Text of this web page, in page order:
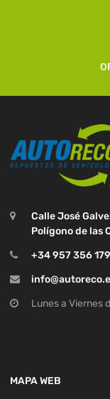
Calle José
Polígono de las
+34 957 356 179
Lunes a Viernes
MAPA WEB